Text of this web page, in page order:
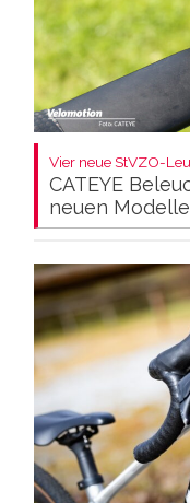
Vier neue StVZO-
CATEYE
neuen